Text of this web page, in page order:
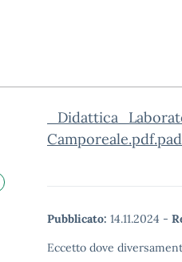
Pubblicato: 14.11.2024 -
Eccetto dove